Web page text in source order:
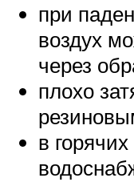
при
воздух
через
плохо
в